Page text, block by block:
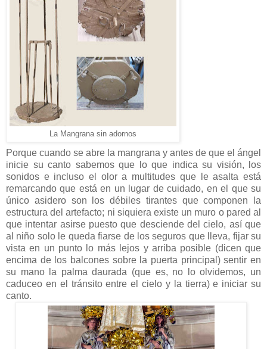
La Mangrana sin adornos
Porque cuando se abre la mangrana y antes de que el ángel
inicie su canto sabemos que lo que indica su visión, los
sonidos e incluso el olor a multitudes que le asalta está
remarcando que está en un lugar de cuidado, en el que su
único asidero son los débiles tirantes que componen la
estructura del artefacto; ni siquiera existe un muro o pared al
que intentar asirse puesto que desciende del cielo, así que
al niño solo le queda fiarse de los seguros que lleva, fijar su
vista en un punto lo más lejos y arriba posible (dicen que
encima de los balcones sobre la puerta principal) sentir en
su mano la palma daurada (que es, no lo olvidemos, un
caduceo en el tránsito entre el cielo y la tierra) e iniciar su
canto.